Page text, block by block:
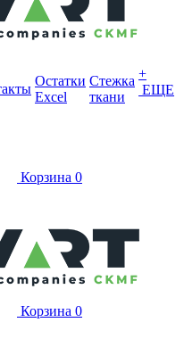
Остатки
Excel
Стежка
ткани
+
ЕЩЕ
Корзина 0
Корзина 0